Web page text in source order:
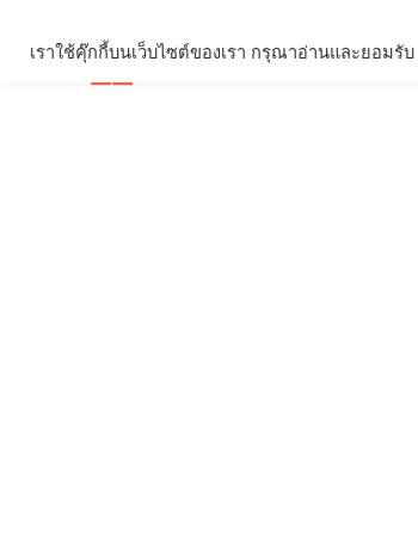
เราใช้คุ๊กกี้บนเว็บไซต์ของเรา กรุณาอ่านและยอมรับ